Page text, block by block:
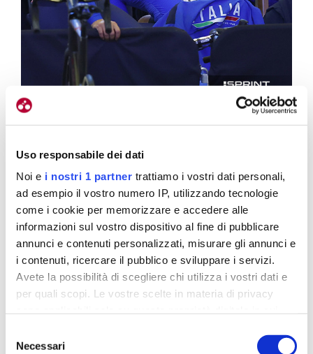
Uso responsabile dei dati
Noi e i nostri 1 partner trattiamo i vostri dati personali,
ad esempio il vostro numero IP, utilizzando tecnologie
come i cookie per memorizzare e accedere alle
informazioni sul vostro dispositivo al fine di pubblicare
annunci e contenuti personalizzati, misurare gli annunci e
i contenuti, ricercare il pubblico e sviluppare i servizi.
Avete la possibilità di scegliere chi utilizza i vostri dati e
per quali scopi. Le vostre scelte in materia di privacy
revocare il proprio consenso in qualsiasi momento dalla
delNecessari
Il gruppo è l’arma in più del settore, ogni risultato è vissuto come
frutto comune
Tu sei tra i maggiori specialisti di una specialità
gloriosa come il chilometro che però
attualmente non fa parte del programma
olimpico: questo non è un rammarico?
Dipende da quello che uno vuole,io voglio investire
fortemente sul team sprint perché è la specialità
che può permetterci di andare ai Giochi Olimpici
E’ uno sforzo molto simile a quello del chilometro,
chiusura, quel giro finale racchiude molte delle